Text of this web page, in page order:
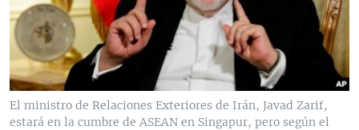
El ministro de Relaciones Exteriores de Irán, Javad Zarif,
estará en la cumbre de ASEAN en Singapur, pero según el